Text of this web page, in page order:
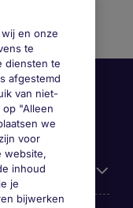
en onze
te
diensten te
afgestemd
van niet-
"Alleen
we
voor
website,
inhoud
je
bijwerken